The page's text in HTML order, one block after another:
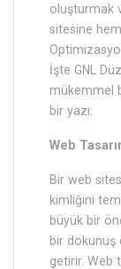
oluşturmak
sitesine
İşte GNL
mükemmel
bir yazı:
Web
Bir web
kimliğini
büyük bir
bir dokunuş
getirir. Web